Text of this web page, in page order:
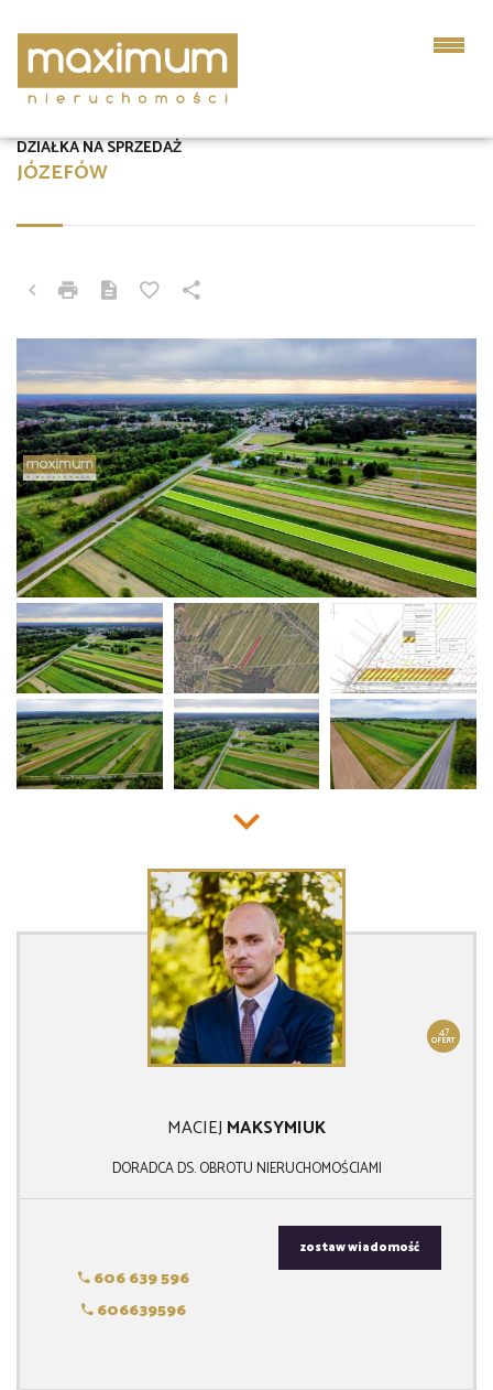
JÓZEFÓW
DZIAŁKA NA SPRZEDAŻ
47
OFERT
MACIEJ MAKSYMIUK
DORADCA DS. OBROTU NIERUCHOMOŚCIAMI
606 639 596
606639596
zostaw wiadomość